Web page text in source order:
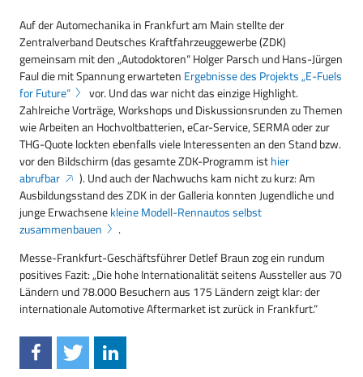
Auf der Automechanika in Frankfurt am Main stellte der
Zentralverband Deutsches Kraftfahrzeuggewerbe (ZDK)
gemeinsam mit den „Autodoktoren“ Holger Parsch und Hans-Jürgen
Faul die mit Spannung erwarteten Ergebnisse des Projekts „E-Fuels
for Future“
vor. Und das war nicht das einzige Highlight.
Zahlreiche Vorträge, Workshops und Diskussionsrunden zu Themen
wie Arbeiten an Hochvoltbatterien, eCar-Service, SERMA oder zur
THG-Quote lockten ebenfalls viele Interessenten an den Stand bzw.
vor den Bildschirm (das gesamte ZDK-Programm isthier
abrufbar
). Und auch der Nachwuchs kam nicht zu kurz: Am
Ausbildungsstand des ZDK in der Galleria konnten Jugendliche und
junge Erwachsenekleine Modell-Rennautos selbst
zusammenbauen
.
Messe-Frankfurt-Geschäftsführer Detlef Braun zog ein rundum
positives Fazit: „Die hohe Internationalität seitens Aussteller aus 70
Ländern und 78.000 Besuchern aus 175 Ländern zeigt klar: der
internationale Automotive Aftermarket ist zurück in Frankfurt.“